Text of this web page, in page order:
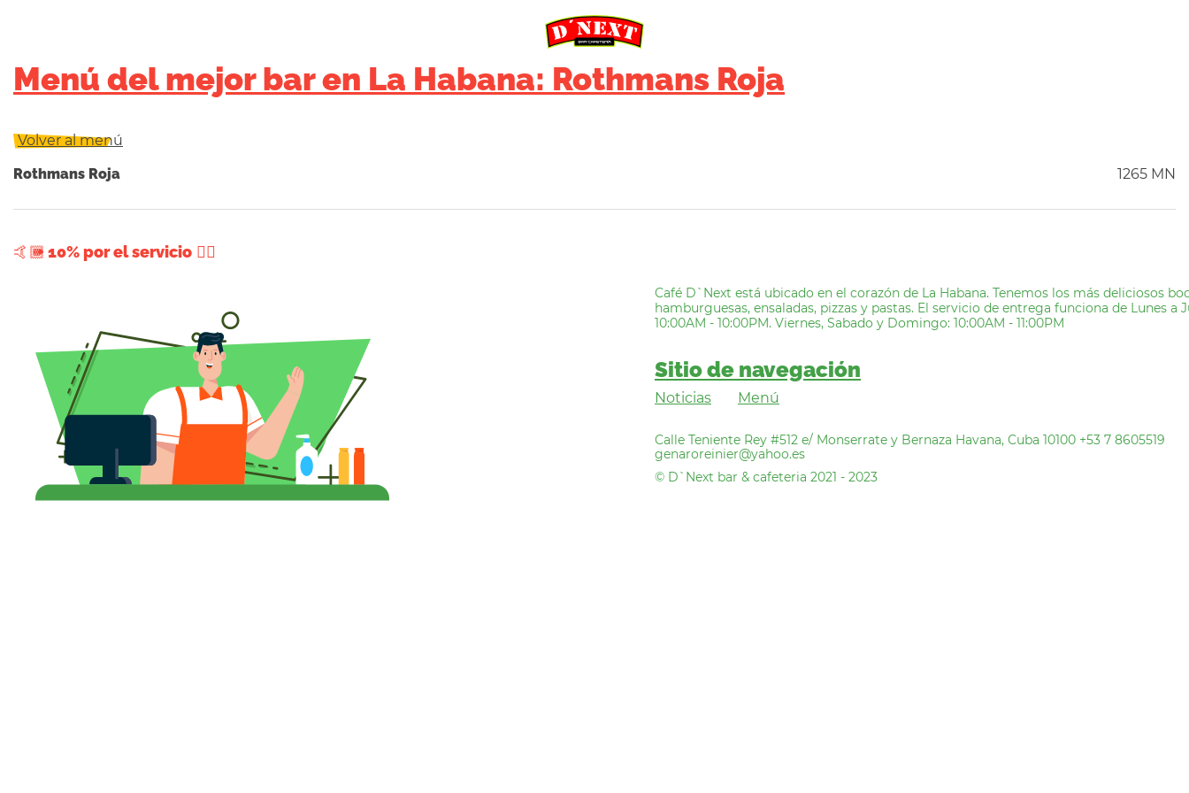
Menú del mejor bar en La Habana: Rothmans Roja
Volver al menú
Rothmans Roja
1265 MN
+ 10% por el servicio
Café D`Next está ubicado en el corazón de La Habana. Tenemos los más deliciosos
hamburguesas, ensaladas, pizzas y pastas. El servicio de entrega funciona de Lunes a
10:00AM - 10:00PM. Viernes, Sabado y Domingo: 10:00AM - 11:00PM
Sitio de navegación
Noticias Menú
Calle Teniente Rey #512 e/ Monserrate y Bernaza Havana, Cuba 10100 +53 7 8605519
genaroreinier@yahoo.es
© D`Next bar & cafeteria 2021 - 2023